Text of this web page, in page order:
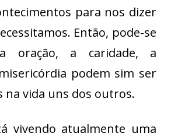
para nos dizer
Então, pode-se
oração, a caridade, a
podem sim ser
na vida uns dos outros.
vivendo atualmente uma